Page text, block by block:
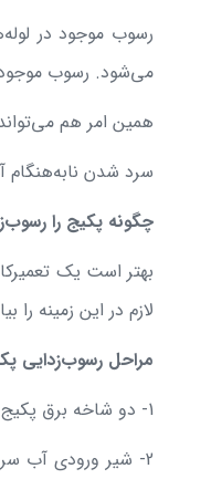
رسوب موجود در
می‌شود. رسوب موجود
همین امر هم
سرد شدن
چگونه پکیج را
بهتر است یک
لازم در این زمینه را
مراحل رسوب‌زدایی
1- دو شاخه برق پکیج را از پریز بکشید و کاور پکیج را باز کنید.
2- شیر ورودی آب